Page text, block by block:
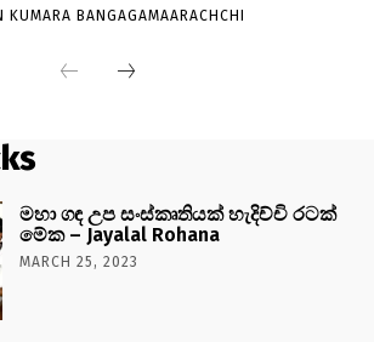
KUMARA BANGAGAMAARACHCHI
මහා ගඳ උප සංස්කෘතියක් හැදිච්චි රටක්
මේක – Jayalal Rohana
MARCH 25, 2023